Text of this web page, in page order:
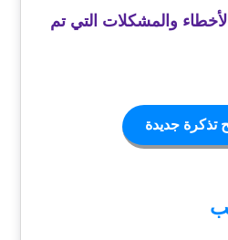
والمشكلات التي تم
تذكرة جديدة